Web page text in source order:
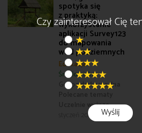
Czy zainteresował Cię
Wyślij
spotyka się
z praktyką:
wykorzystanie
aplikacji Survey123
do mapowania
wód podziemnych
Edukacja
Gospodarka wodna
Środowisko
Uczelnie wyższe
styczeń 2025
2 001